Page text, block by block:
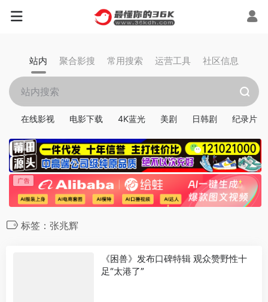
站内 聚合影搜 常用搜索 运营工具 社区信息
在线影视 电影下载 4K蓝光 美剧 日韩剧 纪录片
标签：张兆辉
《困兽》发布口碑特辑 观众赞野性十
足“太港了”